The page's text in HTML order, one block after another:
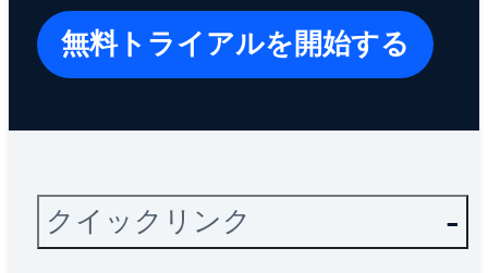
無料トライアルを開始する
クイックリンク